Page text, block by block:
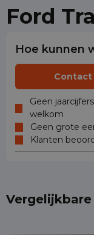
Ford
Hoe kunnen
Contact
Geen
welkom
Geen grote
Klanten